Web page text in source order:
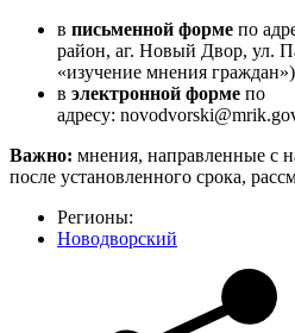
в письменной форме по
район, аг. Новый Двор, ул.
«изучение мнения
в электронной форме по
адресу:
Важно: мнения, направленные с
после установленного срока,
Регионы:
Новодворский